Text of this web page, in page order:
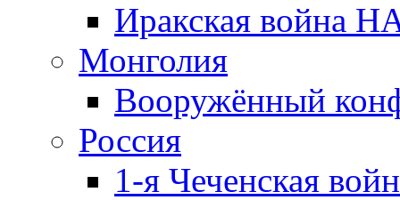
Иракская война
Монголия
Вооружённый
Россия
1-я Чеченская